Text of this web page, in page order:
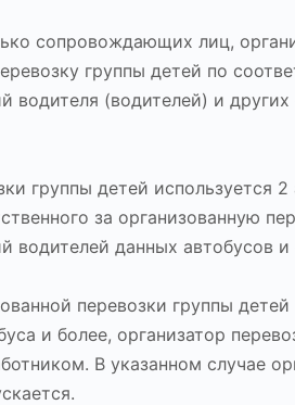
сопровождающих лиц,
группы детей по
водителя (водителей) и
группы детей используется
за организованную
водителей данных автобусов
перевозки группы
и более, организатор
В указанном случае